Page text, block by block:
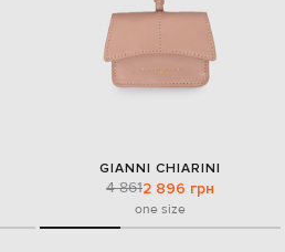
GIANNI CHIARINI
4 8612 896 грн
one size